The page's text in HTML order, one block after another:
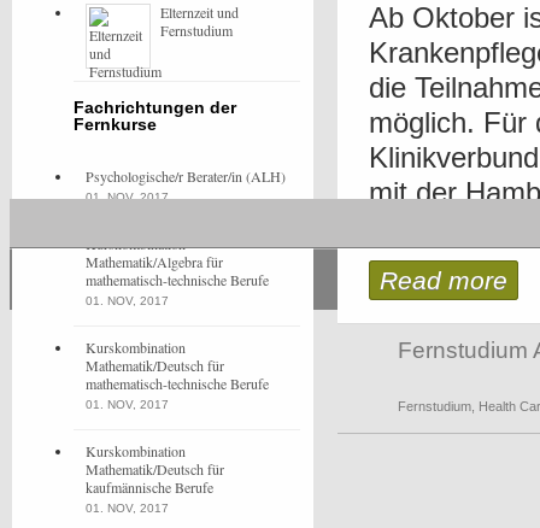
Ab Oktober
die
möglich. Für
mit der
Read more
Fernstudium
Fernstudium Health
Elternzeit und
Fernstudium
Fachrichtungen der
Fernkurse
Psychologische/r Berater/in (ALH)
01. NOV, 2017
Kurskombination
Mathematik/Algebra für
mathematisch-technische Berufe
01. NOV, 2017
Kurskombination
Mathematik/Deutsch für
mathematisch-technische Berufe
01. NOV, 2017
Kurskombination
Mathematik/Deutsch für
kaufmännische Berufe
01. NOV, 2017